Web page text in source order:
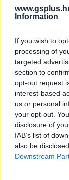
Information
If you wish to
processing of
targeted
section to
opt-out request
interest-based
us or personal
your opt-out.
disclosure of
IAB’s list of
also be
Downstream
egyszerre
valamint a
konzolosoknál
A második
Zagreus
Melinoë, az
Khronoszt
formuláját